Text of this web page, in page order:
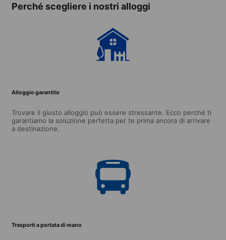
Perché scegliere i nostri alloggi
Alloggio garantito
Trovare il giusto alloggio può essere stressante. Ecco perché ti
garantiamo la soluzione perfetta per te prima ancora di arrivare
a destinazione.
Trasporti a portata di mano